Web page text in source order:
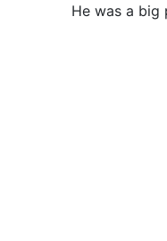
He was a big